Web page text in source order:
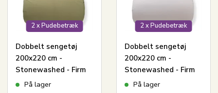
2 x Pudebetræk
Dobbelt sengetøj
200x220 cm -
Stonewashed - Firm
green
På lager
2 x Pudebetræk
Dobbelt sengetøj
200x220 cm -
Stonewashed - Firm
greyPå lager